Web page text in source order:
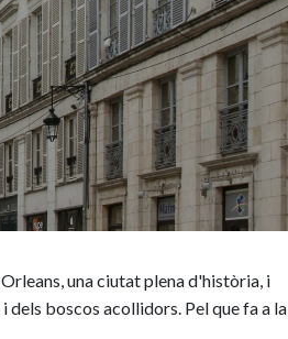
una ciutat plena d'història, i
boscos acollidors. Pel que fa a la